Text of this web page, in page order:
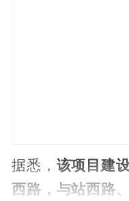
据悉， 该项目建
西路，与站西路